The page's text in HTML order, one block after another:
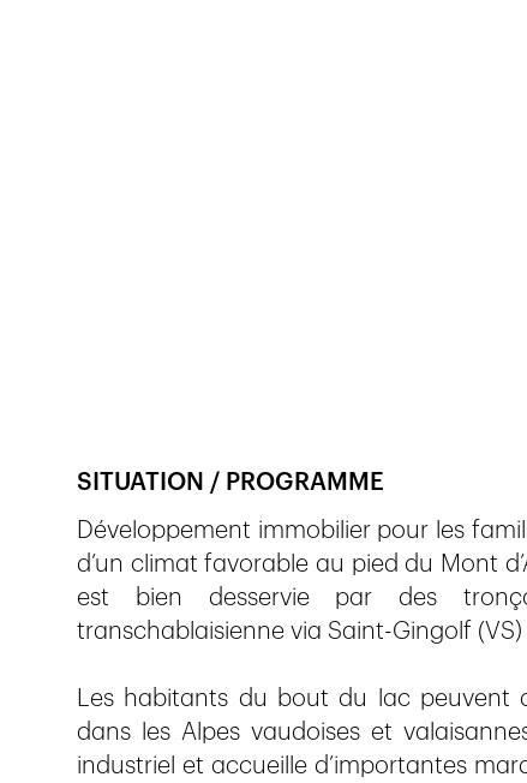
SITUATION / PROGRAMME
Développement immobilier pour les
d’un climat favorable au pied du Mont
est bien desservie par des
transchablaisienne via Saint-Gingolf (VS)
Les habitants du bout du lac peuvent
dans les Alpes vaudoises et
industriel et accueille d’importantes